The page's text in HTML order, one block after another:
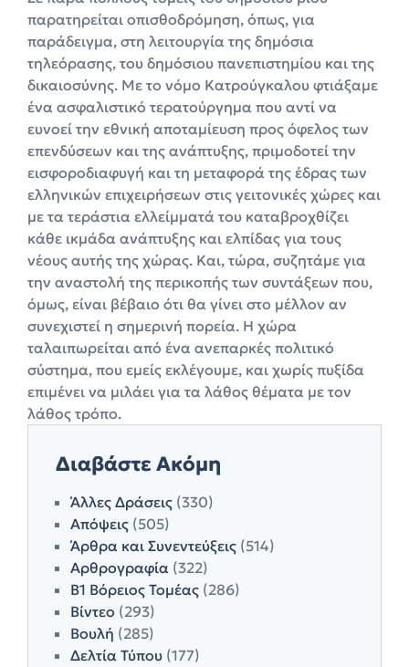
παρατηρείται οπισθοδρόμηση, όπως, για
παράδειγμα, στη λειτουργία της δημόσια
τηλεόρασης, του δημόσιου πανεπιστημίου και της
δικαιοσύνης. Με το νόμο Κατρούγκαλου φτιάξαμε
ένα ασφαλιστικό τερατούργημα που αντί να
ευνοεί την εθνική αποταμίευση προς όφελος των
επενδύσεων και της ανάπτυξης, πριμοδοτεί την
εισφοροδιαφυγή και τη μεταφορά της έδρας των
ελληνικών επιχειρήσεων στις γειτονικές χώρες και
με τα τεράστια ελλείμματά του καταβροχθίζει
κάθε ικμάδα ανάπτυξης και ελπίδας για τους
νέους αυτής της χώρας. Και, τώρα, συζητάμε για
την αναστολή της περικοπής των συντάξεων που,
όμως, είναι βέβαιο ότι θα γίνει στο μέλλον αν
συνεχιστεί η σημερινή πορεία. Η χώρα
ταλαιπωρείται από ένα ανεπαρκές πολιτικό
σύστημα, που εμείς εκλέγουμε, και χωρίς πυξίδα
επιμένει να μιλάει για τα λάθος θέματα με τον
λάθος τρόπο.
Διαβάστε Ακόμη
Άλλες Δράσεις (330)
Απόψεις (505)
Άρθρα και Συνεντεύξεις (514)
Αρθρογραφία (322)
Β1 Βόρειος Τομέας (286)
Βίντεο (293)
Βουλή (285)
Δελτία Τύπου (177)